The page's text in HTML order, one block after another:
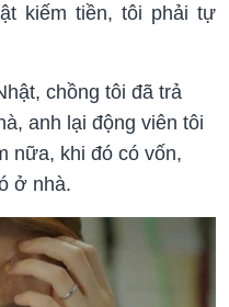
kiếm tiền, tôi phải tự
chồng tôi đã trả
anh lại động viên tôi
nữa, khi đó có vốn,
ở nhà.